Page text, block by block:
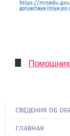
Помощник
СВЕДЕНИЯ ОБ
ГЛАВНАЯ